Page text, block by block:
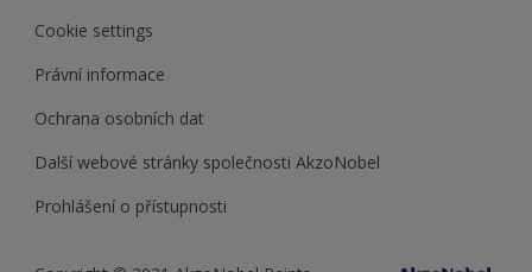
Cookie settings
Právní informace
Ochrana osobních dat
Další webové stránky společnosti AkzoNobel
Prohlášení o přístupnosti